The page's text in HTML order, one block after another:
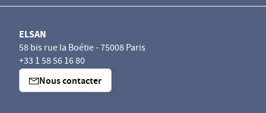
ELSAN
58 bis rue la Boétie - 75008 Paris
+33 1 58 56 16 80
Nous contacter